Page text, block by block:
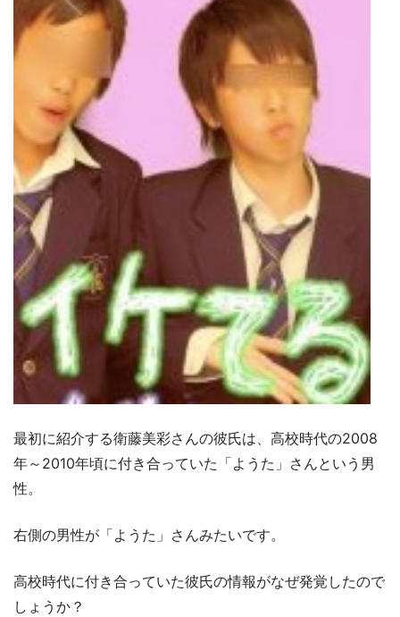
最初に紹介する衛藤美彩さんの彼氏は、高校時代の2008
年～2010年頃に付き合っていた「ようた」さんという男
性。
右側の男性が「ようた」さんみたいです。
高校時代に付き合っていた彼氏の情報がなぜ発覚したので
しょうか？